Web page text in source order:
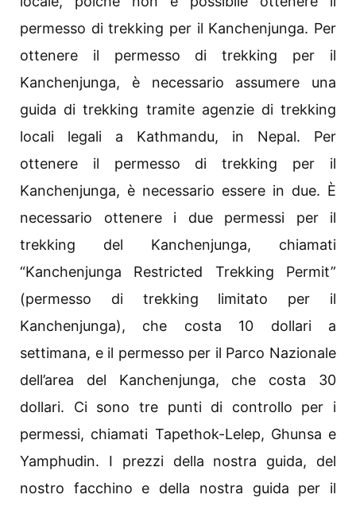
permesso di trekking per il Kanchenjunga. Per
ottenere il permesso di trekking per il
Kanchenjunga, è necessario assumere una
guida di trekking tramite agenzie di trekking
locali legali a Kathmandu, in Nepal. Per
ottenere il permesso di trekking per il
Kanchenjunga, è necessario essere in due. È
necessario ottenere i due permessi per il
trekking del Kanchenjunga, chiamati
“Kanchenjunga Restricted Trekking Permit”
(permesso di trekking limitato per il
Kanchenjunga), che costa 10 dollari a
settimana, e il permesso per il Parco Nazionale
dell’area del Kanchenjunga, che costa 30
dollari. Ci sono tre punti di controllo per i
permessi, chiamati Tapethok-Lelep, Ghunsa e
Yamphudin. I prezzi della nostra guida, del
nostro facchino e della nostra guida per il